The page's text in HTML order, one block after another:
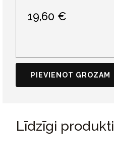
19,60 €
PIEVIENOT GROZAM
Līdzīgi produkti